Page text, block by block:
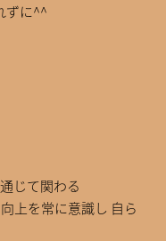
ずに^^
じて関わる
上を常に意識し 自ら